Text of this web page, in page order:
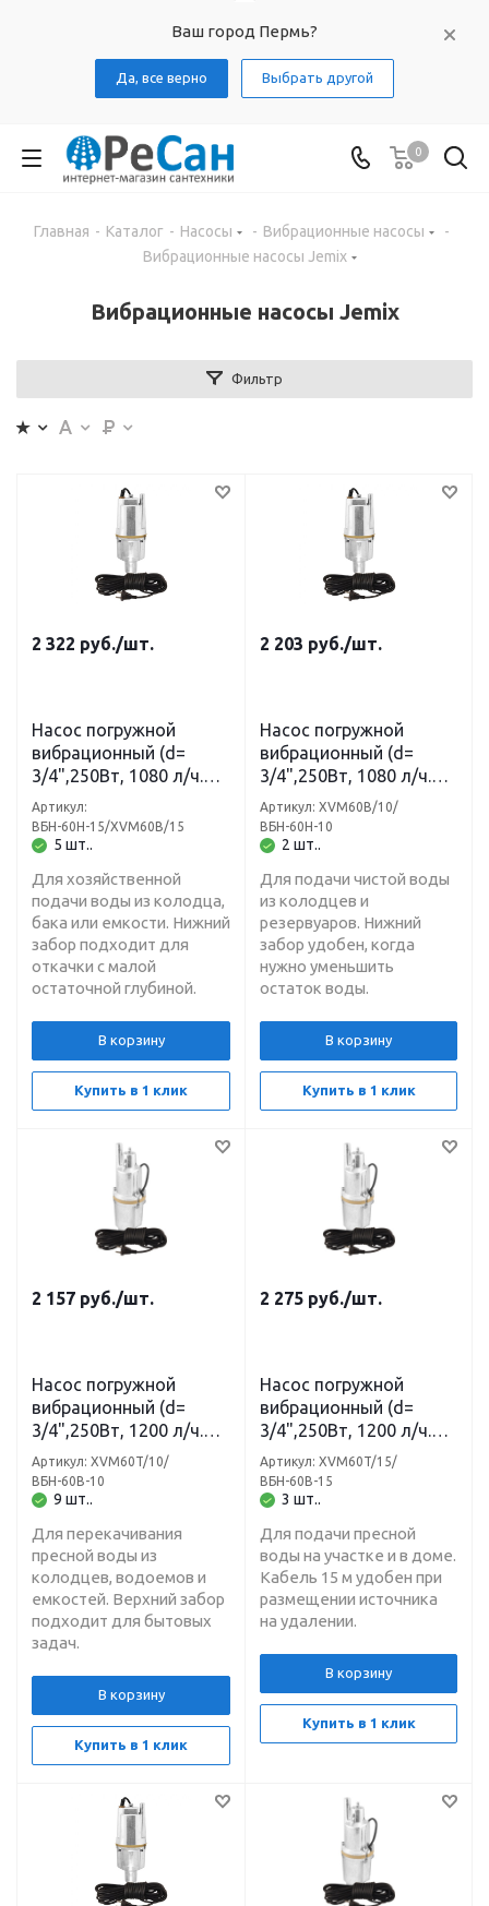
Ваш город Пермь?
Да, все верно Выбрать другой
0
Главная - Каталог - Насосы - Вибрационные насосы
-
Вибрационные насосы Jemix
Вибрационные насосы Jemix
Фильтр
2 322 руб./шт.
Насос погружной
вибрационный (d=
3/4",250Вт, 1080 л/ч.
3м) кабель 15м нижний
забор XVM60 В/15
JEMIX
5 шт..
Артикул:
ВБН-60Н-15/XVM60В/15
Для хозяйственной
подачи воды из колодца,
бака или емкости. Нижний
забор подходит для
откачки с малой
остаточной глубиной.
В корзину
Купить в 1 клик
2 203 руб./шт.
Насос погружной
вибрационный (d=
3/4",250Вт, 1080 л/ч.
3м) кабель 10м нижний
забор XVM60 В/10
JEMIX
2 шт..
Артикул: XVM60В/10/
ВБН-60Н-10
Для подачи чистой воды
из колодцев и
резервуаров. Нижний
забор удобен, когда
нужно уменьшить
остаток воды.
В корзину
Купить в 1 клик
2 157 руб./шт.
Насос погружной
вибрационный (d=
3/4",250Вт, 1200 л/ч.
3м) кабель 10м верхний
забор XVM60 T/10
JEMIX
9 шт..
Артикул: XVM60T/10/
ВБН-60В-10
Для перекачивания
пресной воды из
колодцев, водоемов и
емкостей. Верхний забор
подходит для бытовых
задач.
В корзину
Купить в 1 клик
2 275 руб./шт.
Насос погружной
вибрационный (d=
3/4",250Вт, 1200 л/ч.
3м) кабель 15м верхний
забор XVM60 T/15
JEMIX
3 шт..
Артикул: XVM60T/15/
ВБН-60В-15
Для подачи пресной
воды на участке и в доме.
Кабель 15 м удобен при
размещении источника
на удалении.
В корзину
Купить в 1 клик